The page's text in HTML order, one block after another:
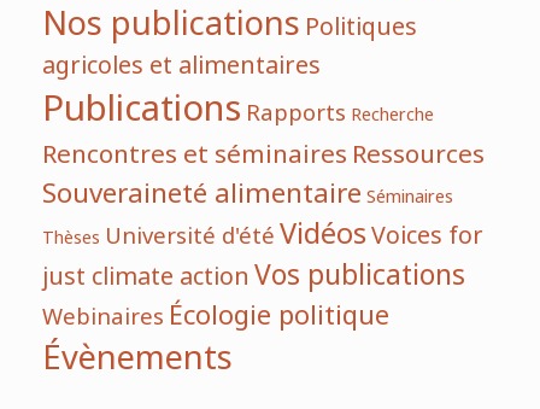
Nos publicationsPolitiques
agricoles et alimentaires
PublicationsRapportsRecherche
Rencontres et séminairesRessources
Souveraineté alimentaireSéminaires
Thèses Université d'étéVidéosVoices for
just climate actionVos publications
WebinairesÉcologie politique
Évènements